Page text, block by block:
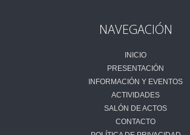
NAVEGACIÓN
INICIO
PRESENTACIÓN
INFORMACIÓN Y EVENTOS
ACTIVIDADES
SALÓN DE ACTOS
CONTACTO